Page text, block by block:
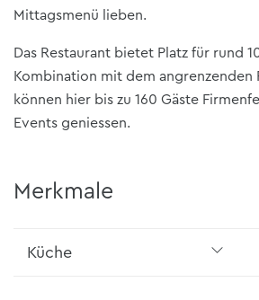
Mittagsmenü lieben.
Das Restaurant bietet Platz für rund
Kombination mit dem angrenzenden
können hier bis zu 160 Gäste
Events geniessen.
Merkmale
Küche